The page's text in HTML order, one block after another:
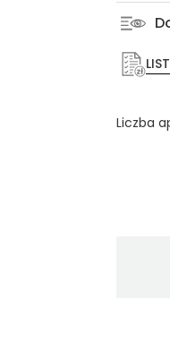
Liczba